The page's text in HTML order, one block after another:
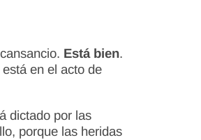
Está bien.
en el acto de
dictado por las
porque las heridas